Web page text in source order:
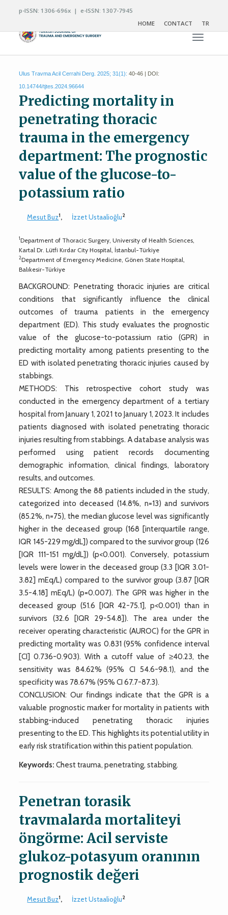
p-ISSN: 1306-696x | e-ISSN: 1307-7945
HOME
CONTACT TR
Toggle
Ulus Travma Acil Cerrahi Derg. 2025; 31(1): 40-46 | DOI:
10.14744/tjtes.2024.96644
Predicting mortality in
penetrating thoracic
trauma in the emergency
department: The prognostic
value of the glucose-to-
potassium ratio
Mesut Buz1, İzzet Ustaalioğlu2
1Department of Thoracic Surgery, University of Health Sciences,
Kartal Dr. Lütfi Kırdar City Hospital, İstanbul-Türkiye
2Department of Emergency Medicine, Gönen State Hospital,
Balıkesir-Türkiye
BACKGROUND: Penetrating thoracic injuries are critical
conditions that significantly influence the clinical
outcomes of trauma patients in the emergency
department (ED). This study evaluates the prognostic
value of the glucose-to-potassium ratio (GPR) in
predicting mortality among patients presenting to the
ED with isolated penetrating thoracic injuries caused by
stabbings.
METHODS: This retrospective cohort study was
conducted in the emergency department of a tertiary
hospital from January 1, 2021 to January 1, 2023. It includes
patients diagnosed with isolated penetrating thoracic
injuries resulting from stabbings. A database analysis was
performed using patient records documenting
demographic information, clinical findings, laboratory
results, and outcomes.
RESULTS: Among the 88 patients included in the study,
categorized into deceased (14.8%, n=13) and survivors
(85.2%, n=75), the median glucose level was significantly
higher in the deceased group (168 [interquartile range,
IQR 145-229 mg/dL]) compared to the survivor group (126
[IQR 111-151 mg/dL]) (p<0.001). Conversely, potassium
levels were lower in the deceased group (3.3 [IQR 3.01-
3.82] mEq/L) compared to the survivor group (3.87 [IQR
3.5-4.18] mEq/L) (p=0.007). The GPR was higher in the
deceased group (51.6 [IQR 42-75.1], p<0.001) than in
survivors (32.6 [IQR 29-54.8]). The area under the
receiver operating characteristic (AUROC) for the GPR in
predicting mortality was 0.831 (95% confidence interval
[CI] 0.736-0.903). With a cutoff value of ≥40.23, the
sensitivity was 84.62% (95% CI 54.6-98.1), and the
specificity was 78.67% (95% CI 67.7-87.3).
CONCLUSION: Our findings indicate that the GPR is a
valuable prognostic marker for mortality in patients with
stabbing-induced penetrating thoracic injuries
presenting to the ED. This highlights its potential utility in
early risk stratification within this patient population.
Keywords: Chest trauma, penetrating, stabbing.
Penetran torasik
travmalarda mortaliteyi
öngörme: Acil serviste
glukoz-potasyum oranının
prognostik değeri
Mesut Buz1, İzzet Ustaalioğlu2